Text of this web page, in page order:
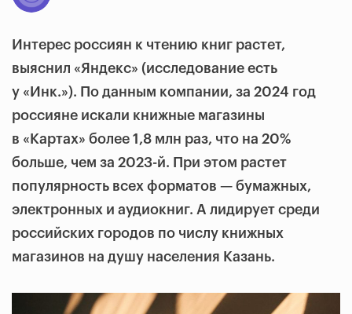
Интерес россиян к чтению книг растет,
выяснил «Яндекс» (исследование есть
у «Инк.»). По данным компании, за 2024 год
россияне искали книжные магазины
в «Картах» более 1,8 млн раз, что на 20%
больше, чем за 2023-й. При этом растет
популярность всех форматов — бумажных,
электронных и аудиокниг. А лидирует среди
российских городов по числу книжных
магазинов на душу населения Казань.